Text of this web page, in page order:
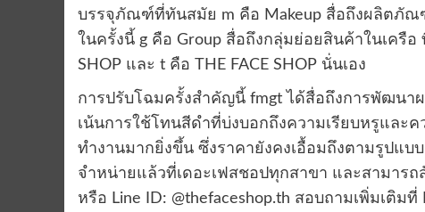
บรรจุภัณฑ์ที่ทันสมัย m คือ Makeup สื่อถึงผลิตภั
ในครั้งนี้ g คือ Group สื่อถึงกลุ่มย่อยสินค้าในเครื
SHOP และ t คือ THE FACE SHOP นั่นเอง
การปรับโฉมครั้งสำคัญนี้ fmgt ได้สื่อถึงการพัฒน
เน้นการใช้โทนสีดำที่บ่งบอกถึงความเรียบหรูและ
ทำงานมากยิ่งขึ้น ซึ่งราคายังคงเอื้อมถึงตามรูปแบ
จำหน่ายแล้วที่เดอะเฟสชอปทุกสาขา และสามารถ
หรือ Line ID: @thefaceshop.th สอบถามเพิ่มเติมที่